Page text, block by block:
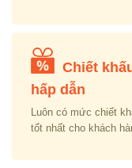
Chiết
hấp dẫn
Luôn có mức chiết
tốt nhất cho khách